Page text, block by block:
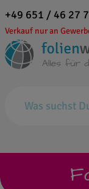
+49 651 / 46 27
Verkauf nur an